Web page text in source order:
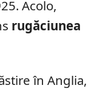
Acolo,
rugăciunea
în Anglia,